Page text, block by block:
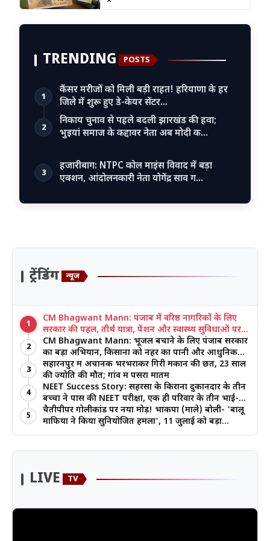
TRENDING POSTS
1
कैंसर मरीजों को मिली बड़ी राहत! हरियाणा के हर
जिले में शुरू हुए डे-केयर सेंटर…
2
निकाय चुनाव से पहले बदली झारखंड की हवा;
भुइयां समाज के कद्दावर नेता अब मोदी क…
3
हजारीबाग: NTPC कोल माइंस विवाद में बड़ा
एक्शन, आंदोलनकारी नेता योगेंद्र साव ग…
ट्रेंडिंग न्यूज
1
CM Bhagwant Mann: पंजाब में वरिष्ठ नागरिकों के लिए
सरकार की पहल, तीर्थ यात्रा, पेंशन और स्वास्थ्य सुविधाओं पर
जोर
2
CM Bhagwant Mann: भूजल बचाने के लिए पंजाब सरकार
का बड़ा अभियान, किसानों को नहर का पानी और आधुनिक
खेती का मिल रहा लाभ
3
सहारनपुर में अचानक भरभराकर गिरी मकान की छत, 23 साल
की ज्योति की मौत; गांव में पसरा मातम
4
NEET Success Story: सहरसा के किराना दुकानदार के तीन
बच्चों ने पास की NEET परीक्षा, एक ही परिवार के तीन भाई-
बहनों ने रचा इतिहास
5
चैतीपीपर गोलीकांड पर नया मोड़! भाकपा (माले) बोली- 'बालू
माफिया ने किया सुनियोजित हमला', 11 जुलाई को बड़ा
आंदोलन
LIVE TV